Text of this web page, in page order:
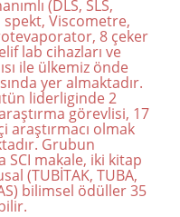
(DLS, SLS,
spekt, Viscometre,
8 çeker
lab cihazları ve
ile ülkemiz önde
yer almaktadır.
liderliginde 2
görevlisi, 17
araştırmacı olmak
Grubun
SCI makale, iki kitap
(TUBİTAK, TUBA,
bilimsel ödüller 35